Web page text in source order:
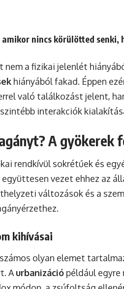
amikor nincs körülötted senki,
nem a fizikai jelenlét
hiányából fakad. Éppen
való találkozást jelent,
interakciók
A gyökerek
rendkívül sokrétűek és
vezet ehhez az
változások és a
kihívásai
olyan elemet
A urbanizáció például egyre